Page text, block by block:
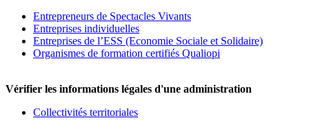
Entrepreneurs de Spectacles Vivants
Entreprises individuelles
Entreprises de l’ESS (Economie Sociale et Solidaire)
Organismes de formation certifiés Qualiopi
Vérifier les informations légales d'une administration
Collectivités territoriales